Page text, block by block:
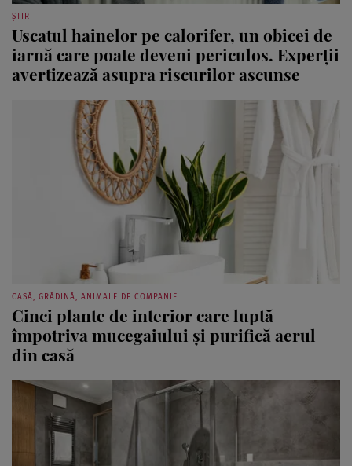
ȘTIRI
Uscatul hainelor pe calorifer, un obicei de
iarnă care poate deveni periculos. Experții
avertizează asupra riscurilor ascunse
CASĂ, GRĂDINĂ, ANIMALE DE COMPANIE
Cinci plante de interior care luptă
împotriva mucegaiului și purifică aerul
din casă